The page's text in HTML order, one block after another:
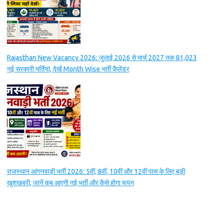
Rajasthan New Vacancy 2026: जुलाई 2026 से मार्च 2027 तक 81,023
नई सरकारी भर्तियां, देखें Month Wise भर्ती कैलेंडर
राजस्थान आंगनवाड़ी भर्ती 2026: 5वीं, 8वीं, 10वीं और 12वीं पास के लिए बड़ी
खुशखबरी, जानें कब आएगी नई भर्ती और कैसे होगा चयन